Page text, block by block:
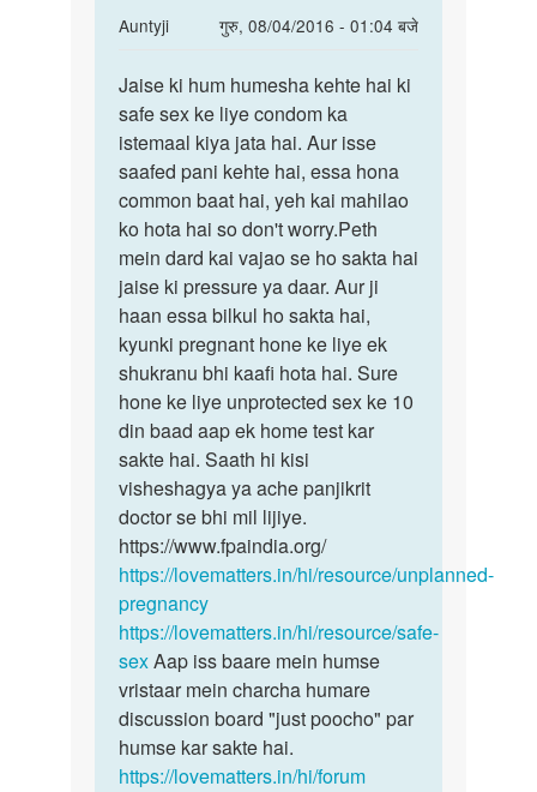
Auntyji
गुरु, 08/04/2016 - 01:04 बजे
In
to
mam
maine
apni
gf
ke
period
by
vikas
pathak
Jaise
ki
hum
humesha
kehte
Jaise ki hum humesha kehte hai ki
safe sex ke liye condom ka
istemaal kiya jata hai. Aur isse
saafed pani kehte hai, essa hona
common baat hai, yeh kai mahilao
ko hota hai so don't worry.Peth
mein dard kai vajao se ho sakta hai
jaise ki pressure ya daar. Aur ji
haan essa bilkul ho sakta hai,
kyunki pregnant hone ke liye ek
shukranu bhi kaafi hota hai. Sure
hone ke liye unprotected sex ke 10
din baad aap ek home test kar
sakte hai. Saath hi kisi
visheshagya ya ache panjikrit
doctor se bhi mil lijiye.
https://www.fpaindia.org/
https://lovematters.in/hi/resource/unplanned-
pregnancy
https://lovematters.in/hi/resource/safe-
sexAap iss baare mein humse
vristaar mein charcha humare
discussion board "just poocho" par
humse kar sakte hai.
https://lovematters.in/hi/forum